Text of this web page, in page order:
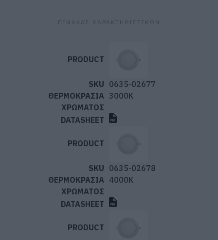
ΠΙΝΑΚΑΣ ΧΑΡΑΚΤΗΡΙΣΤΙΚΩΝ
0635-02677
3000K
0635-02678
4000K